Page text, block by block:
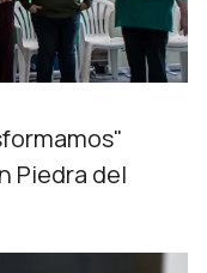
Piedra del